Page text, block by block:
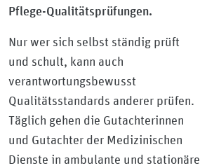
Pflege-Qualitätsprüfungen.
Nur wer sich selbst ständig prüft
und schult, kann auch
verantwortungsbewusst
Qualitätsstandards anderer prüfen.
Täglich gehen die Gutachterinnen
und Gutachter der Medizinischen
Dienste in ambulante und stationäre